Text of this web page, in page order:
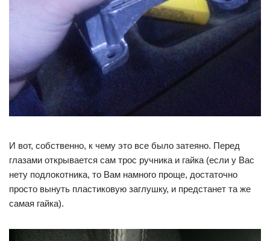
И вот, собственно, к чему это все было затеяно. Перед
глазами открывается сам трос ручника и гайка (если у Вас
нету подлокотника, то Вам намного проще, достаточно
просто вынуть пластиковую заглушку, и предстанет та же
самая гайка).